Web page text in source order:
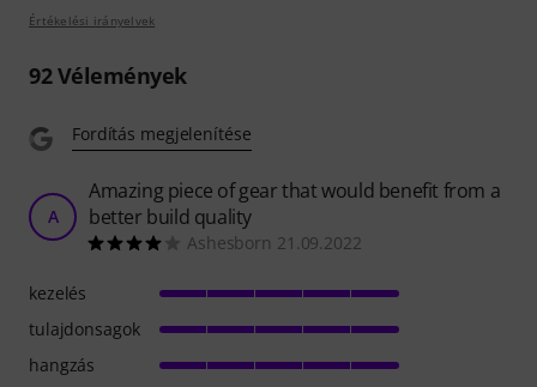
Értékelési irányelvek
92Vélemények
Fordítás megjelenítése
A
Amazing piece of gear that would benefit from a
better build quality
Ashesborn 21.09.2022
kezelés
tulajdonsagok
hangzás